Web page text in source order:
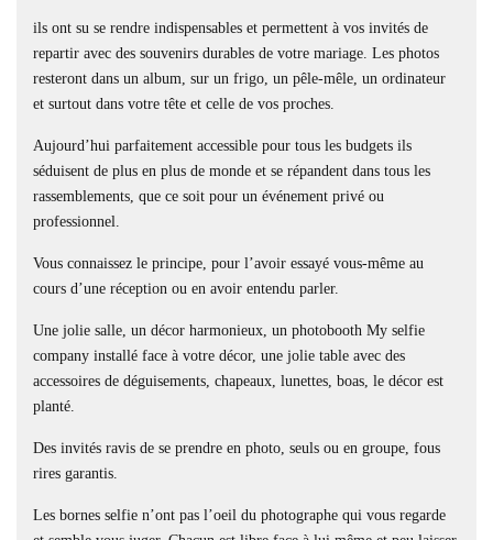
ils ont su se rendre indispensables et permettent à vos invités de
repartir avec des souvenirs durables de votre mariage. Les photos
resteront dans un album, sur un frigo, un pêle-mêle, un ordinateur
et surtout dans votre tête et celle de vos proches.
Aujourd’hui parfaitement accessible pour tous les budgets ils
séduisent de plus en plus de monde et se répandent dans tous les
rassemblements, que ce soit pour un événement privé ou
professionnel.
Vous connaissez le principe, pour l’avoir essayé vous-même au
cours d’une réception ou en avoir entendu parler.
Une jolie salle, un décor harmonieux, un photobooth My selfie
company installé face à votre décor, une jolie table avec des
accessoires de déguisements, chapeaux, lunettes, boas, le décor est
planté.
Des invités ravis de se prendre en photo, seuls ou en groupe, fous
rires garantis.
Les bornes selfie n’ont pas l’oeil du photographe qui vous regarde